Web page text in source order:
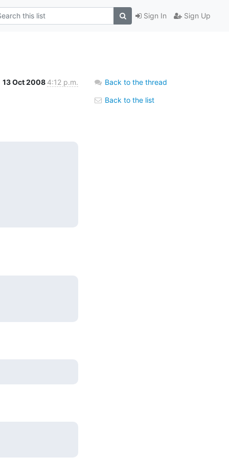
Sign In Sign Up
13 Oct 2008 4:12 p.m. Back to the thread
Back to the list